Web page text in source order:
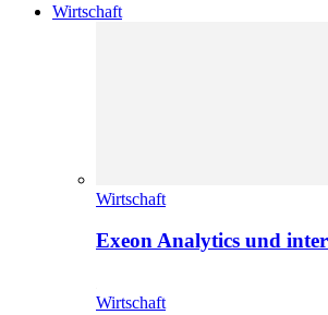
Wirtschaft
Wirtschaft
Exeon Analytics und
Wirtschaft